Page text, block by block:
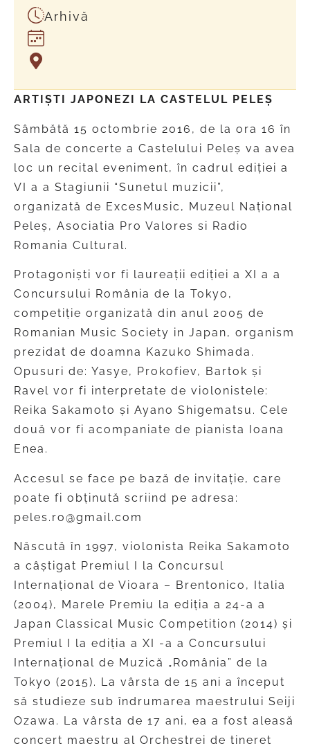
Arhivă
ARTIȘTI JAPONEZI LA CASTELUL PELEȘ
Sâmbătă 15 octombrie 2016, de la ora 16 în
Sala de concerte a Castelului Peleș va avea
loc un recital eveniment, în cadrul ediției a
VI a a Stagiunii “Sunetul muzicii”,
organizată de ExcesMusic, Muzeul Naţional
Peleş, Asociatia Pro Valores si Radio
Romania Cultural.
Protagoniști vor fi laureații ediției a XI a a
Concursului România de la Tokyo,
competiție organizată din anul 2005 de
Romanian Music Society in Japan, organism
prezidat de doamna Kazuko Shimada.
Opusuri de: Yasye, Prokofiev, Bartok și
Ravel vor fi interpretate de violonistele:
Reika Sakamoto și Ayano Shigematsu. Cele
două vor fi acompaniate de pianista Ioana
Enea.
Accesul se face pe bază de invitaţie, care
poate fi obţinută scriind pe adresa:
peles.ro@gmail.com
Născută în 1997, violonista Reika Sakamoto
a câștigat Premiul I la Concursul
Internațional de Vioara – Brentonico, Italia
(2004), Marele Premiu la ediția a 24-a a
Japan Classical Music Competition (2014) și
Premiul I la ediția a XI -a a Concursului
Internațional de Muzică „România” de la
Tokyo (2015). La vârsta de 15 ani a început
să studieze sub îndrumarea maestrului Seiji
Ozawa. La vârsta de 17 ani, ea a fost aleasă
concert maestru al Orchestrei de tineret